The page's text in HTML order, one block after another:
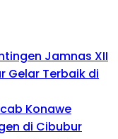
Jamnas XII
Gelar Terbaik di
Konawe
di Cibubur